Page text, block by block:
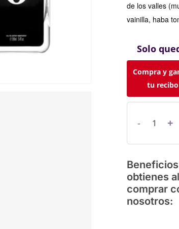
de los valles
vainilla, haba
Solo
Compra y
tu
obtienes al
comprar
nosotros: